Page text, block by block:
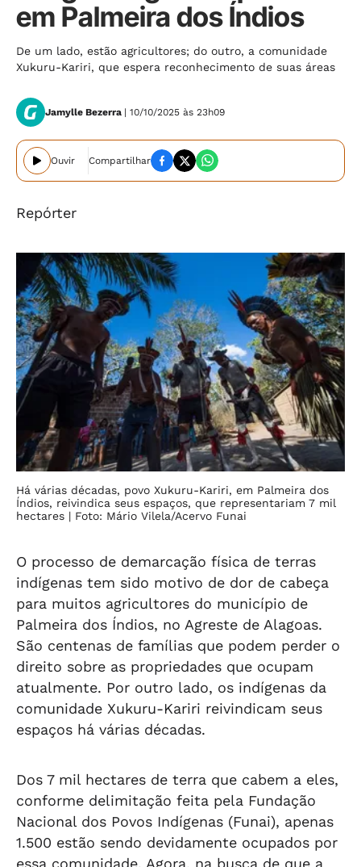
em Palmeira dos Índios
De um lado, estão agricultores; do outro, a comunidade
Xukuru-Kariri, que espera reconhecimento de suas áreas
Jamylle Bezerra | 10/10/2025 às 23h09
Ouvir Compartilhar
Repórter
Há várias décadas, povo Xukuru-Kariri, em Palmeira dos
Índios, reivindica seus espaços, que representariam 7 mil
hectares | Foto: Mário Vilela/Acervo Funai
O processo de demarcação física de terras
indígenas tem sido motivo de dor de cabeça
para muitos agricultores do município de
Palmeira dos Índios, no Agreste de Alagoas.
São centenas de famílias que podem perder o
direito sobre as propriedades que ocupam
atualmente. Por outro lado, os indígenas da
comunidade Xukuru-Kariri reivindicam seus
espaços há várias décadas.
Dos 7 mil hectares de terra que cabem a eles,
conforme delimitação feita pela Fundação
Nacional dos Povos Indígenas (Funai), apenas
1.500 estão sendo devidamente ocupados por
essa comunidade. Agora, na busca de que a